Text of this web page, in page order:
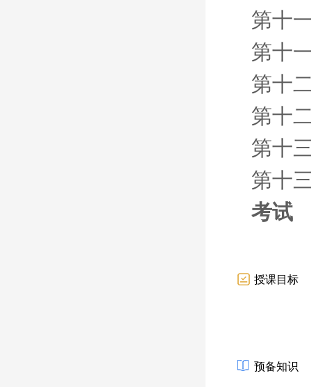
第十
第十
第十
第十
第十
第十
考试
授课目标
预备知识